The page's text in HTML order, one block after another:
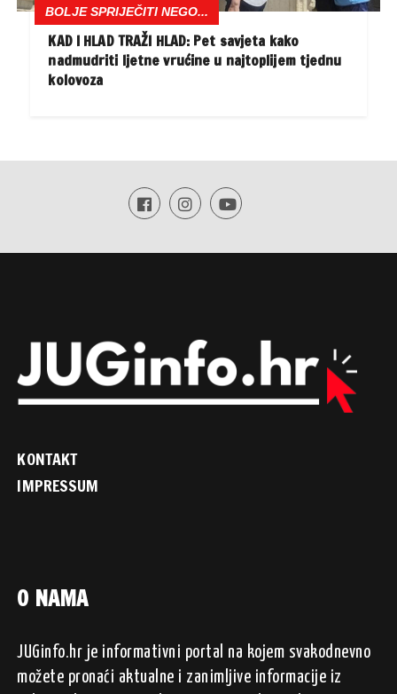
BOLJE SPRIJEČITI NEGO...
KAD I HLAD TRAŽI HLAD: Pet savjeta kako
nadmudriti ljetne vrućine u najtoplijem tjednu
kolovoza
KONTAKT
IMPRESSUM
O NAMA
JUGinfo.hr je informativni portal na kojem svakodnevno
možete pronaći aktualne i zanimljive informacije iz